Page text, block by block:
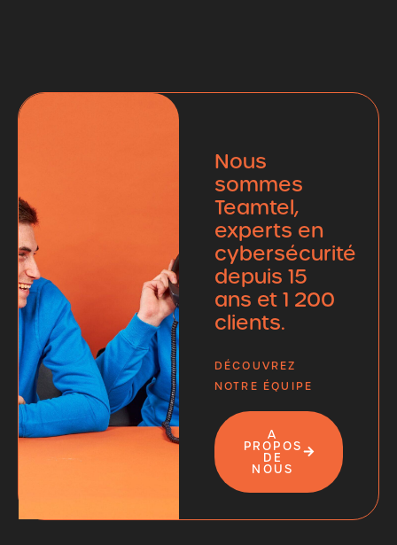
Nous
sommes
Teamtel,
experts en
cybersécurité
depuis 15
ans et 1 200
clients.
DÉCOUVREZ
NOTRE ÉQUIPE
A
PROPOS
DE
NOUS